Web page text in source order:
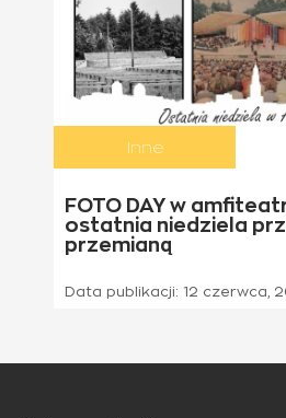
Inne
FOTO DAY w
ostatnia niedziela
przemianą
Data publikacji: 12 czerwca,